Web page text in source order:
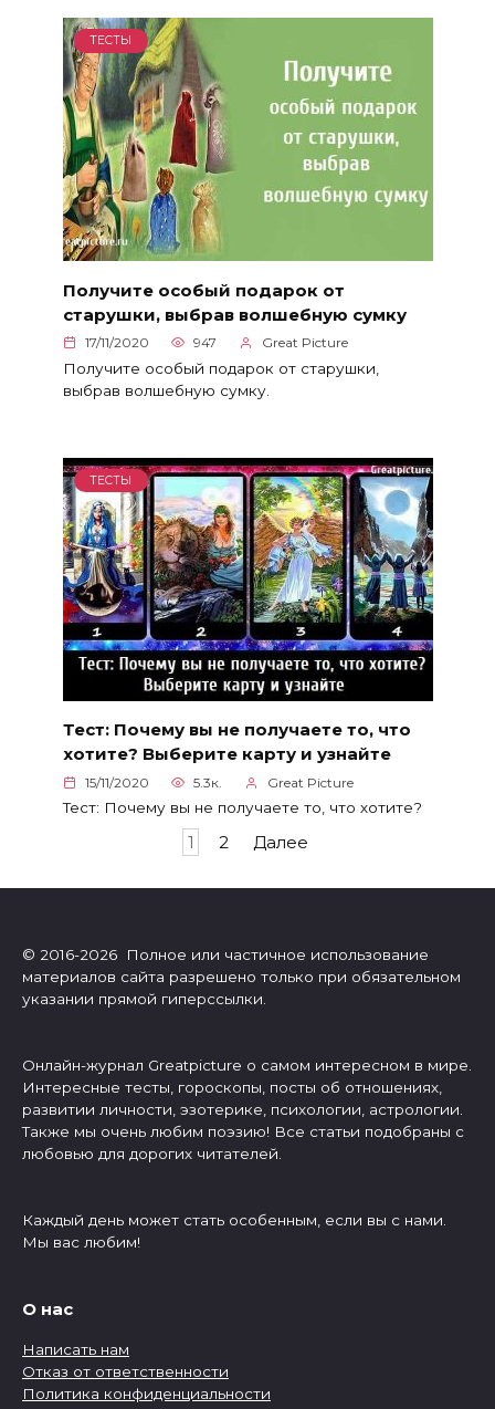
ТЕСТЫ
Получите особый подарок от
старушки, выбрав волшебную сумку
17/11/2020 947 Great Picture
Получите особый подарок от старушки,
выбрав волшебную сумку.
ТЕСТЫ
Тест: Почему вы не получаете то, что
хотите? Выберите карту и узнайте
15/11/2020 5.3к. Great Picture
Тест: Почему вы не получаете то, что хотите?
1 2 Далее
© 2016-2026 Полное или частичное использование
материалов сайта разрешено только при обязательном
указании прямой гиперссылки.
Онлайн-журнал Greatpicture о самом интересном в мире.
Интересные тесты, гороскопы, посты об отношениях,
развитии личности, эзотерике, психологии, астрологии.
Также мы очень любим поэзию! Все статьи подобраны с
любовью для дорогих читателей.
Каждый день может стать особенным, если вы с нами.
Мы вас любим!
О нас
Написать нам
Отказ от ответственности
Политика конфиденциальности